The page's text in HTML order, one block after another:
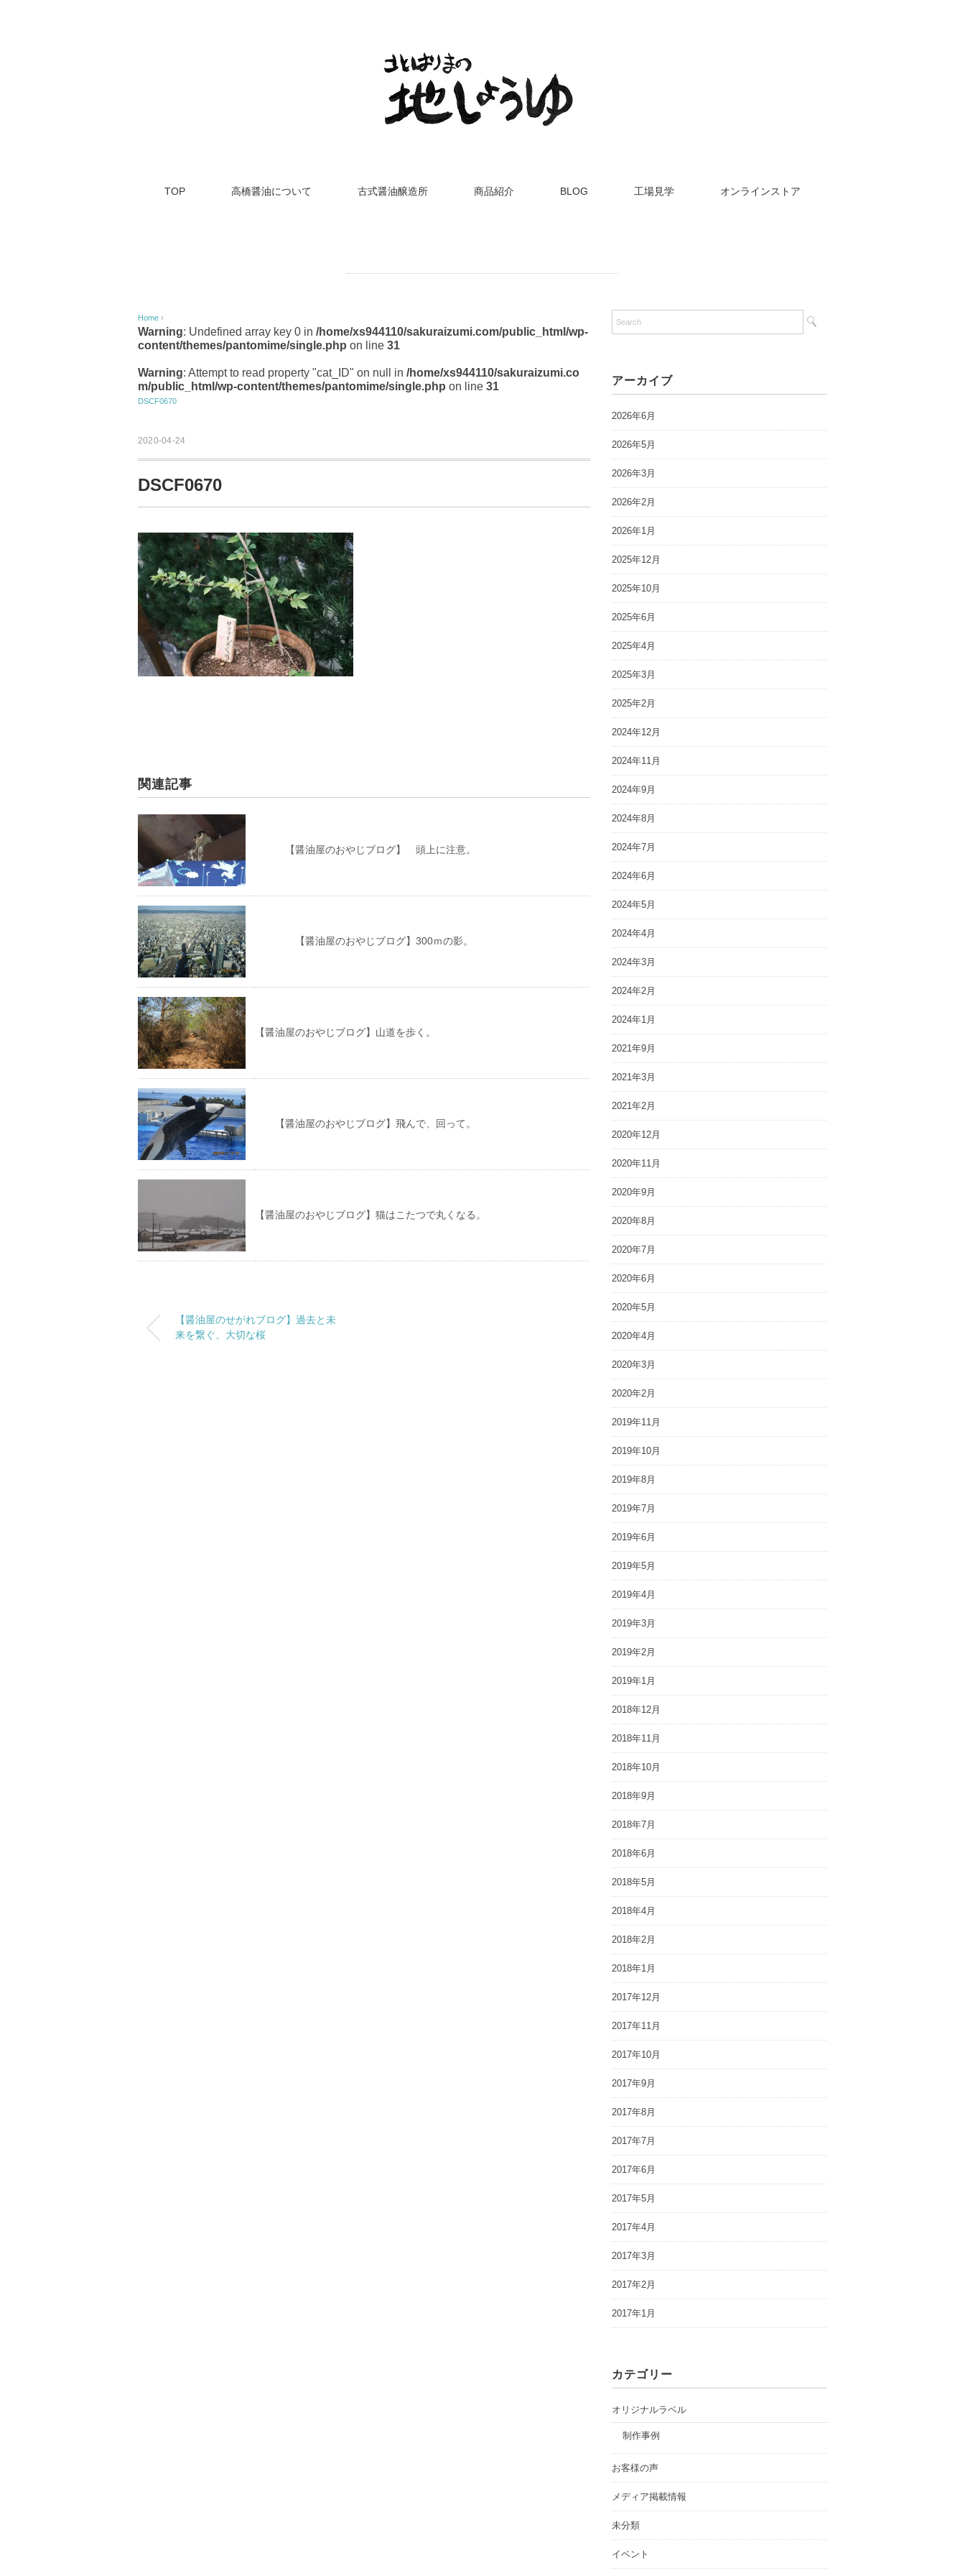
TOP 高橋醤油について 古式醤油醸造所 商品紹介 BLOG 工場見学 オンラインストア
Home ›
Warning: Undefined array key 0 in /home/xs944110/sakuraizumi.com/public_html/wp-
content/themes/pantomime/single.php on line 31
Warning: Attempt to read property "cat_ID" on null in /home/xs944110/sakuraizumi.co
m/public_html/wp-content/themes/pantomime/single.php on line 31
DSCF0670
2020-04-24
DSCF0670
関連記事
【醤油屋のおやじブログ】 頭上に注意。
【醤油屋のおやじブログ】300ｍの影。
【醤油屋のおやじブログ】山道を歩く。
【醤油屋のおやじブログ】飛んで、回って。
【醤油屋のおやじブログ】猫はこたつで丸くなる。
【醤油屋のせがれブログ】過去と未
来を繋ぐ、大切な桜
アーカイブ
2026年6月
2026年5月
2026年3月
2026年2月
2026年1月
2025年12月
2025年10月
2025年6月
2025年4月
2025年3月
2025年2月
2024年12月
2024年11月
2024年9月
2024年8月
2024年7月
2024年6月
2024年5月
2024年4月
2024年3月
2024年2月
2024年1月
2021年9月
2021年3月
2021年2月
2020年12月
2020年11月
2020年9月
2020年8月
2020年7月
2020年6月
2020年5月
2020年4月
2020年3月
2020年2月
2019年11月
2019年10月
2019年8月
2019年7月
2019年6月
2019年5月
2019年4月
2019年3月
2019年2月
2019年1月
2018年12月
2018年11月
2018年10月
2018年9月
2018年7月
2018年6月
2018年5月
2018年4月
2018年2月
2018年1月
2017年12月
2017年11月
2017年10月
2017年9月
2017年8月
2017年7月
2017年6月
2017年5月
2017年4月
2017年3月
2017年2月
2017年1月
カテゴリー
オリジナルラベル
制作事例
お客様の声
メディア掲載情報
未分類
イベント